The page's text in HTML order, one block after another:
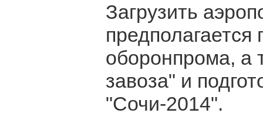
Загрузить
оборонпрома, а
завоза" и
"Сочи-2014".